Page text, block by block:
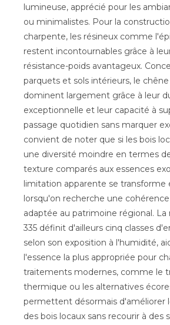
lumineuse, apprécié pour les
ou minimalistes. Pour la
charpente, les résineux comme
restent incontournables grâce à
résistance-poids avantageux.
parquets et sols intérieurs, le
dominent largement grâce à leur
exceptionnelle et leur capacité à
passage quotidien sans marquer
convient de noter que si les bois
une diversité moindre en termes
texture comparés aux essences
limitation apparente se transforme
lorsqu'on recherche une
adaptée au patrimoine régional. La
335 définit d'ailleurs cinq classes
selon son exposition à l'humidité,
l'essence la plus appropriée pour
traitements modernes, comme le
thermique ou les alternatives
permettent désormais d'améliorer
des bois locaux sans recourir à des